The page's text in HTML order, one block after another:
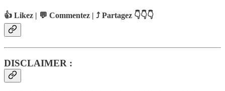
👍 Likez | 💬 Commentez | ⤴️ Partagez 👇👇👇
DISCLAIMER :